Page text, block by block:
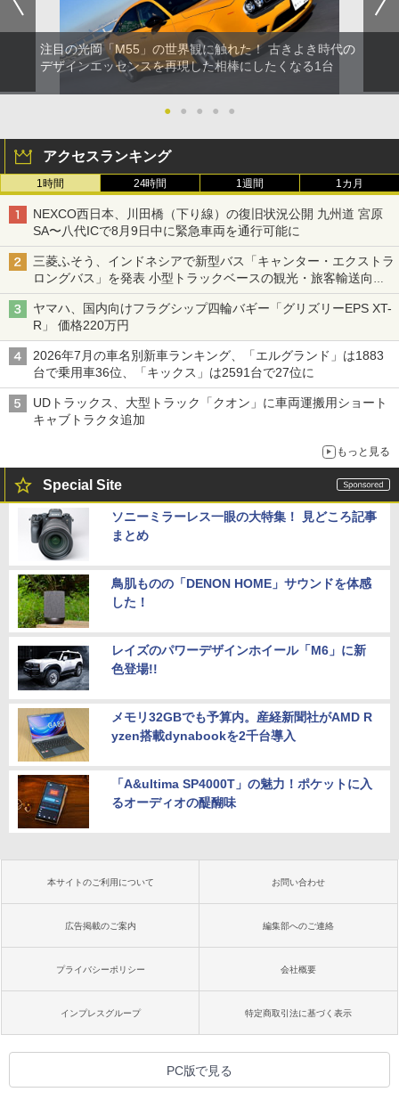
注目の光岡「M55」の世界観に触れた！ 古きよき時代の
デザインエッセンスを再現した相棒にしたくなる1台
● ● ● ● ●
アクセスランキング
1時間 24時間 1週間 1カ月
NEXCO西日本、川田橋（下り線）の復旧状況公開 九州道 宮原
SA〜八代ICで8月9日中に緊急車両を通行可能に
三菱ふそう、インドネシアで新型バス「キャンター・エクストラ
ロングバス」を発表 小型トラックベースの観光・旅客輸送向け
バス
ヤマハ、国内向けフラグシップ四輪バギー「グリズリーEPS XT-
R」 価格220万円
2026年7月の車名別新車ランキング、「エルグランド」は1883
台で乗用車36位、「キックス」は2591台で27位に
UDトラックス、大型トラック「クオン」に車両運搬用ショート
キャブトラクタ追加
もっと見る
Special Site
ソニーミラーレス一眼の大特集！ 見どころ記事
まとめ
鳥肌ものの「DENON HOME」サウンドを体感
した！
レイズのパワーデザインホイール「M6」に新
色登場!!
メモリ32GBでも予算内。産経新聞社がAMD R
yzen搭載dynabookを2千台導入
「A&ultima SP4000T」の魅力！ポケットに入
るオーディオの醍醐味
本サイトのご利用について お問い合わせ
広告掲載のご案内 編集部へのご連絡
プライバシーポリシー 会社概要
インプレスグループ 特定商取引法に基づく表示
PC版で見る